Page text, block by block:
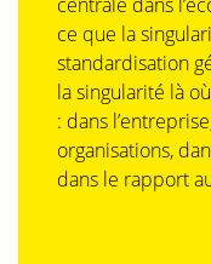
ce que la
standardisation
la singularité là
: dans
organisations,
dans le rapport